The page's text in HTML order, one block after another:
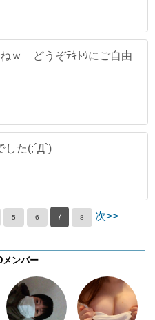
ｗ どうぞﾃｷﾄｳにご自由
した(;´Д`)
5 6 7 8 次>>
メンバー